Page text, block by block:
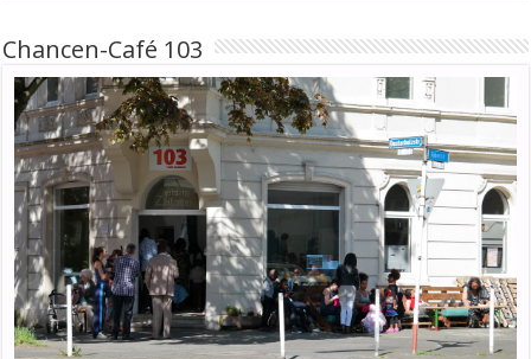
Chancen-Café 103